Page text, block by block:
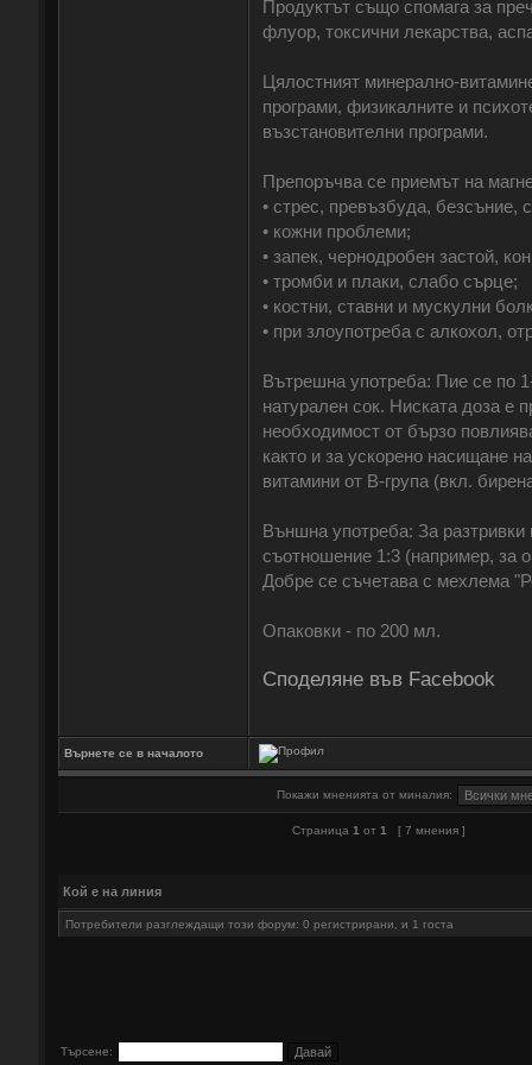
Продуктът също спомага за
флуор, токсични лекарства,
Цялостният минерално-
програми, физикалните и
възстановителни програми.
Препоръчва се приемът на
• стрес, превъзбуда, безсъние,
• кожни проблеми;
• запек, чернодробен застой,
• тромби и плаки, слабо сърце;
• костни, ставни и мускулни
• при злоупотреба с алкохол,
Вътрешна употреба: Пие се по
натурален сок. Ниската доза е
необходимост от бързо
както и за ускорено насищане
витамини от В-група (вкл.
Външна употреба: За
съотношение 1:3 (например, за
Добре се съчетава с мехлема
Опаковки - по 200 мл.
Споделяне във Facebook
Върнете се в началото
Покажи мненията от миналия:
Страница 1 от 1 [ 7 мнения ]
Кой е на линия
Потребители разглеждащи този форум: 0 регистрирани, и 1 госта
Търсене: